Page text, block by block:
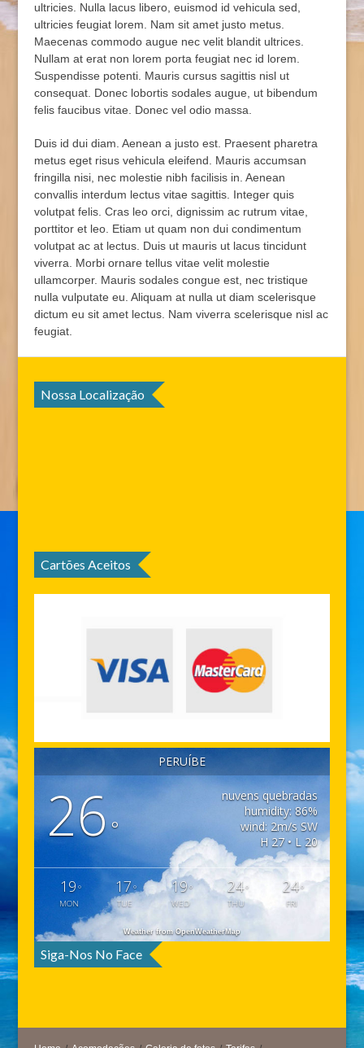
ultricies. Nulla lacus libero, euismod id vehicula sed,
ultricies feugiat lorem. Nam sit amet justo metus.
Maecenas commodo augue nec velit blandit ultrices.
Nullam at erat non lorem porta feugiat nec id lorem.
Suspendisse potenti. Mauris cursus sagittis nisl ut
consequat. Donec lobortis sodales augue, ut bibendum
felis faucibus vitae. Donec vel odio massa.
Duis id dui diam. Aenean a justo est. Praesent pharetra
metus eget risus vehicula eleifend. Mauris accumsan
fringilla nisi, nec molestie nibh facilisis in. Aenean
convallis interdum lectus vitae sagittis. Integer quis
volutpat felis. Cras leo orci, dignissim ac rutrum vitae,
porttitor et leo. Etiam ut quam non dui condimentum
volutpat ac at lectus. Duis ut mauris ut lacus tincidunt
viverra. Morbi ornare tellus vitae velit molestie
ullamcorper. Mauris sodales congue est, nec tristique
nulla vulputate eu. Aliquam at nulla ut diam scelerisque
dictum eu sit amet lectus. Nam viverra scelerisque nisl ac
feugiat.
Nossa Localização
Cartões Aceitos
PERUÍBE
26°
nuvens quebradas
humidity: 86%
wind: 2m/s SW
H 27 • L 20
19°
MON
17°
TUE
19°
WED
24°
THU
24°
FRI
Weather from OpenWeatherMap
Siga-Nos No Face